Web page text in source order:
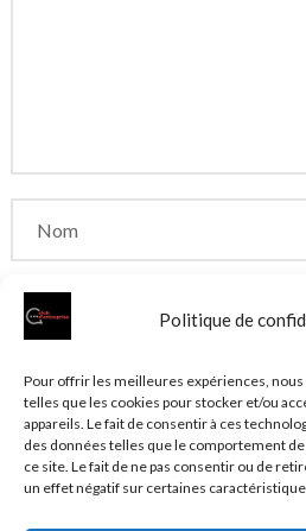
Politique de
Pour offrir les meilleures expériences,
telles que les cookies pour stocker et/ou
appareils. Le fait de consentir à ces
des données telles que le comportement
ce site. Le fait de ne pas consentir ou de
un effet négatif sur certaines
Enregistrer mon nom, mon
le navigateur pour mon